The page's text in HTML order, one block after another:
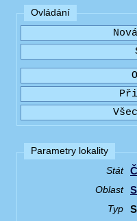
Ovládání
Parametry lokality
Stát
Oblast
Typ